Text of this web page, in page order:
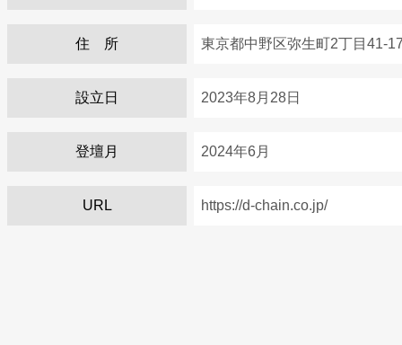
住 所 東京都中野区弥生町2丁目41-
設立日 2023年8月28日
登壇月 2024年6月
URL https://d-chain.co.jp/